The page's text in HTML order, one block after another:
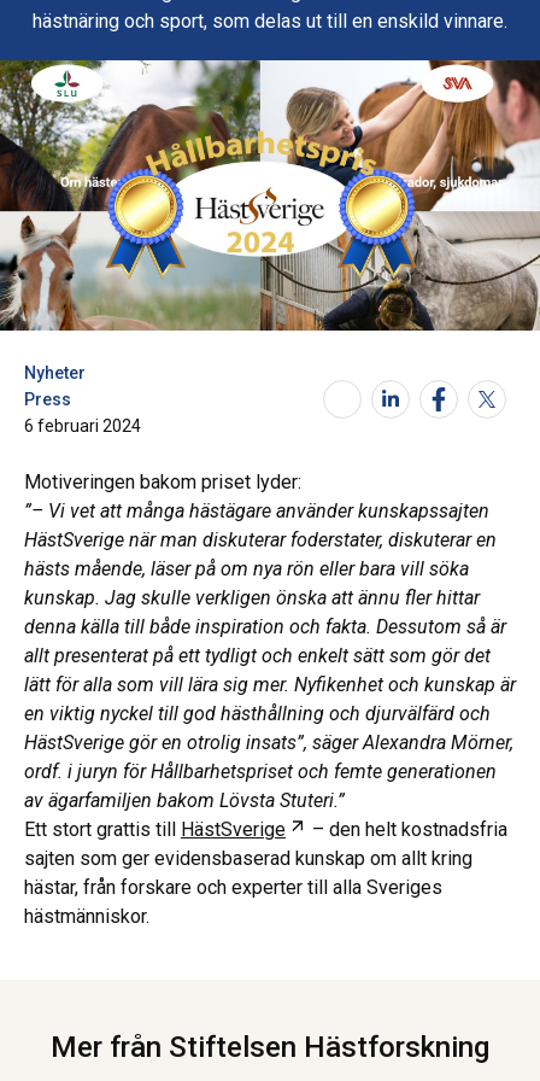
hästnäring och sport, som delas ut till en enskild vinnare.
Nyheter
Press
6 februari 2024
Motiveringen bakom priset lyder:
”– Vi vet att många hästägare använder kunskapssajten
HästSverige när man diskuterar foderstater, diskuterar en
hästs mående, läser på om nya rön eller bara vill söka
kunskap. Jag skulle verkligen önska att ännu fler hittar
denna källa till både inspiration och fakta. Dessutom så är
allt presenterat på ett tydligt och enkelt sätt som gör det
lätt för alla som vill lära sig mer. Nyfikenhet och kunskap är
en viktig nyckel till god hästhållning och djurvälfärd och
HästSverige gör en otrolig insats”, säger Alexandra Mörner,
ordf. i juryn för Hållbarhetspriset och femte generationen
av ägarfamiljen bakom Lövsta Stuteri.”
Ett stort grattis till HästSverige Öppnas i ny flik
– den helt kostnadsfria
sajten som ger evidensbaserad kunskap om allt kring
hästar, från forskare och experter till alla Sveriges
hästmänniskor.
Mer från Stiftelsen Hästforskning